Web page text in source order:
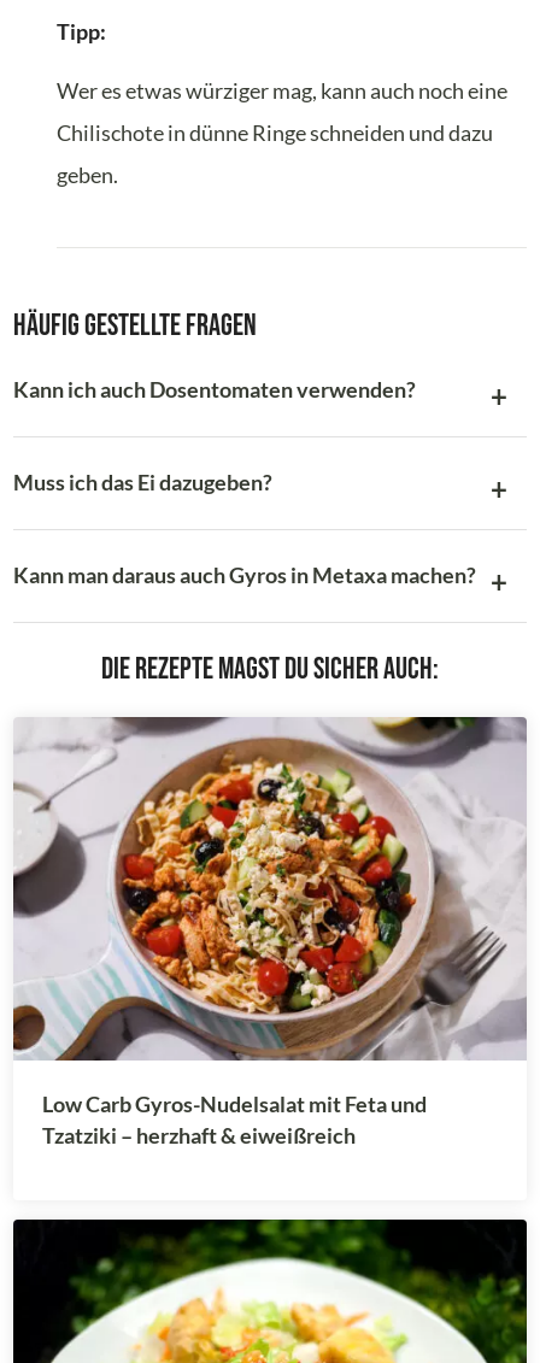
Tipp:
Wer es etwas würziger mag, kann auch noch eine
Chilischote in dünne Ringe schneiden und dazu
geben.
Häufig gestellte Fragen
Kann ich auch Dosentomaten verwenden?
Muss ich das Ei dazugeben?
Kann man daraus auch Gyros in Metaxa machen?
Die Rezepte magst du sicher auch:
Low Carb Gyros-Nudelsalat mit Feta und
Tzatziki – herzhaft & eiweißreich